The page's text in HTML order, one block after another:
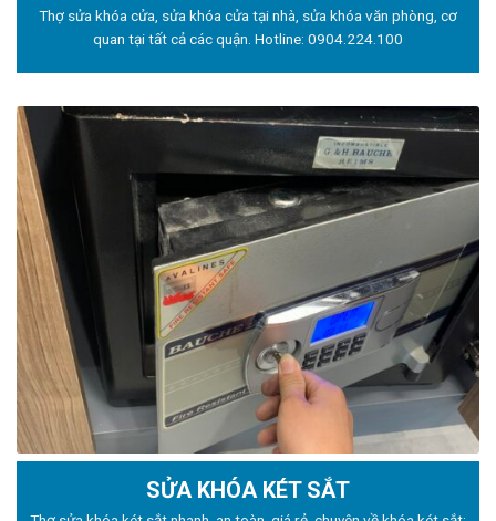
Thợ sửa khóa cửa, sửa khóa cửa tại nhà, sửa khóa văn phòng, cơ
quan tại tất cả các quận. Hotline: 0904.224.100
SỬA KHÓA KÉT SẮT